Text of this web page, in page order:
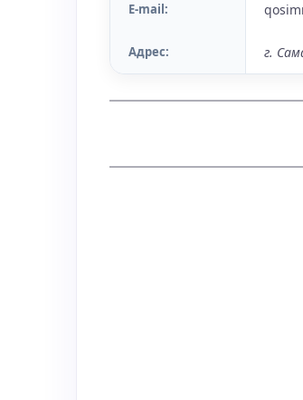
E-mail:
Адрес: г.